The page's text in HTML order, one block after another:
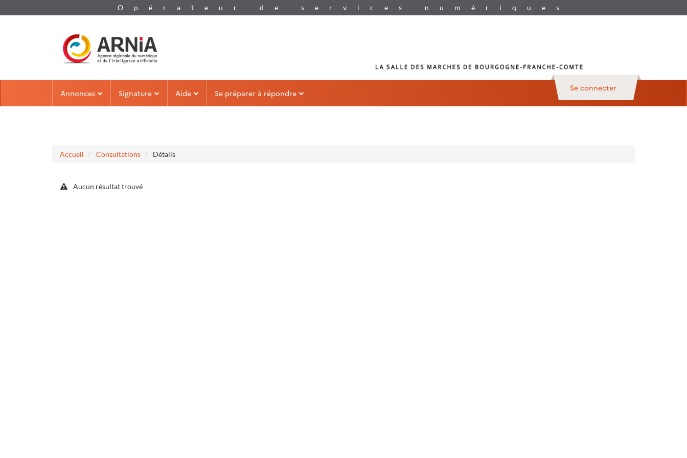
Se connecter
Annonces Signature Aide Se préparer à répondre
Accueil Consultations Détails
Aucun résultat trouvé